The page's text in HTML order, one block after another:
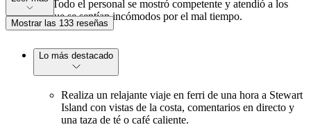
inseguras. Todo el personal se mostró competente y atendió a los
pasajeros que se sentían incómodos por el mal tiempo.
Mostrar las 133 reseñas
Lo más destacado
Realiza un relajante viaje en ferri de una hora a Stewart
Island con vistas de la costa, comentarios en directo y
una taza de té o café caliente.